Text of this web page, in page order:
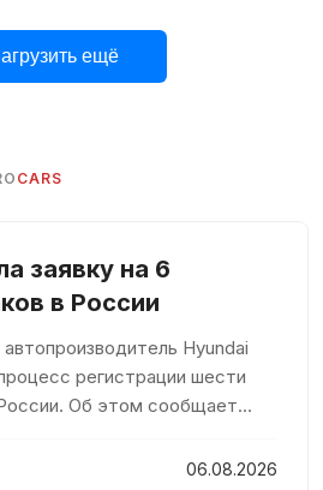
ещё
CARS
заявку на 6
в России
Hyundai
регистрации шести
Об этом сообщает
По официальным
06.08.2026